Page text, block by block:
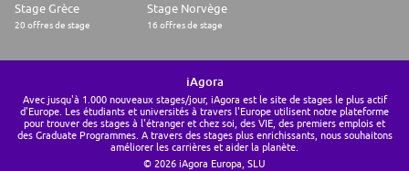
Stage Grèce
20 offres de stage
Stage Norvège
16 offres de stage
iAgora
Avec jusqu'à 1.000 nouveaux stages/jour, iAgora est le site de stages le plus actif
d'Europe. Les étudiants et universités à travers l'Europe utilisent notre plateforme
pour trouver des stages à l'étranger et chez soi, des VIE, des premiers emplois et
des Graduate Programmes. A travers des stages plus enrichissants, nous souhaitons
améliorer les carrières et aider la planète.
© 2026 iAgora Europa, SLU